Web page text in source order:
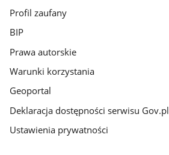
Profil zaufany
BIP
Prawa autorskie
Warunki korzystania
Geoportal
Deklaracja dostępności serwisu Gov.pl
Ustawienia prywatności